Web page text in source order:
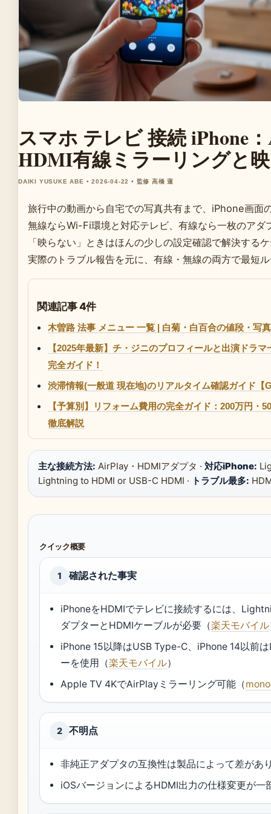
スマホ テレビ 接続 iPhone
HDMI有線ミラーリングと
DAIKI YUSUKE ABE • 2026-04-22 • 監修 高橋 蓮
旅行中の動画から自宅での写真共有まで、iPhone画面
無線ならWi-Fi環境と対応テレビ、有線なら一枚のア
「映らない」ときはほんの少しの設定確認で解決する
実際のトラブル報告を元に、有線・無線の両方で最短
関連記事 4件
木曽路 法事 メニュー 一覧 | 白菊・白百合の値段・写
【2025年最新】チ・ジニのプロフィールと出演ドラ
完全ガイド！
渋滞情報(一般道 現在地)のリアルタイム確認ガイド
【予算別】リフォーム費用の完全ガイド：200万円・
徹底解説
主な接続方法: AirPlay・HDMIアダプタ · 対応iPhone:
Lightning to HDMI or USB-C HDMI · トラブル最多:
クイック概要
1 確認された事実
iPhoneをHDMIでテレビに接続するには、
ダプターとHDMIケーブルが必要（楽天モバイル
iPhone 15以降はUSB Type-C、iPhone 14以前
ーを使用（楽天モバイル）
Apple TV 4KでAirPlayミラーリング可能（
2 不明点
非純正アダプタの互換性は製品によって差があ
iOSバージョンによるHDMI出力の仕様変更が一